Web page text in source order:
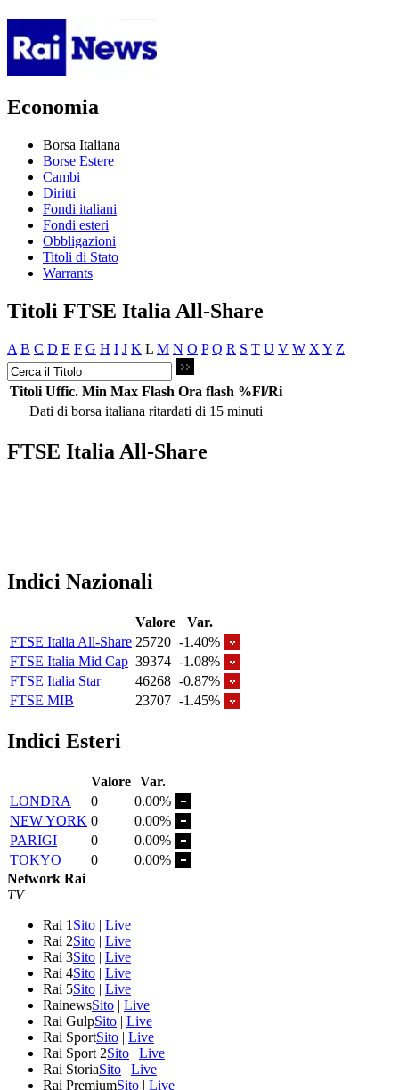
Economia
Borsa Italiana
Borse Estere
Cambi
Diritti
Fondi italiani
Fondi esteri
Obbligazioni
Titoli di Stato
Warrants
Titoli FTSE Italia All-Share
A B C D E F G H I J K L M N O P Q R S T U V W X Y Z
Titoli Uffic. Min Max Flash Ora flash %Fl/Ri
Dati di borsa italiana ritardati di 15 minuti
FTSE Italia All-Share
Indici Nazionali
Valore
Var.
FTSE Italia All-Share 25720 -1.40%
FTSE Italia Mid Cap 39374 -1.08%
FTSE Italia Star
46268 -0.87%
FTSE MIB
23707 -1.45%
Indici Esteri
Valore Var.
LONDRA
0
0.00%
NEW YORK 0
0.00%
PARIGI
0
0.00%
TOKYO
0
0.00%
Network Rai
TV
Rai 1 Sito | Live
Rai 2Sito | Live
Rai 3Sito | Live
Rai 4Sito | Live
Rai 5Sito | Live
RainewsSito | Live
Rai GulpSito | Live
Rai SportSito | Live
Rai Sport 2Sito | Live
Rai StoriaSito | Live
Rai PremiumSito | Live